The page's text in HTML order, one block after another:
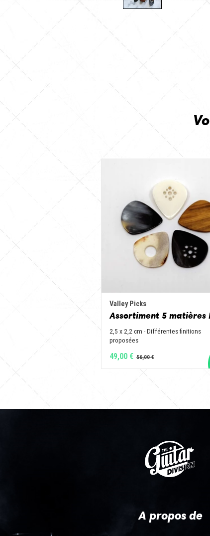
Valley Picks
2,5 x 2,2 cm - Différentes finitions
proposées
49,00 €
A propos de